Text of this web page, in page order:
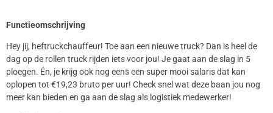
Functieomschrijving
Hey jij, heftruckchauffeur! Toe aan een nieuwe truck? Dan is heel de
dag op de rollen truck rijden iets voor jou! Je gaat aan de slag in 5
ploegen. Én, je krijg ook nog eens een super mooi salaris dat kan
oplopen tot €19,23 bruto per uur! Check snel wat deze baan jou nog
meer kan bieden en ga aan de slag als logistiek medewerker!